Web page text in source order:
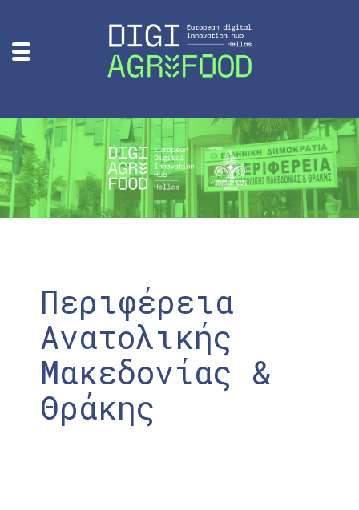
Περιφέρεια
Ανατολικής
Μακεδονίας &
Θράκης